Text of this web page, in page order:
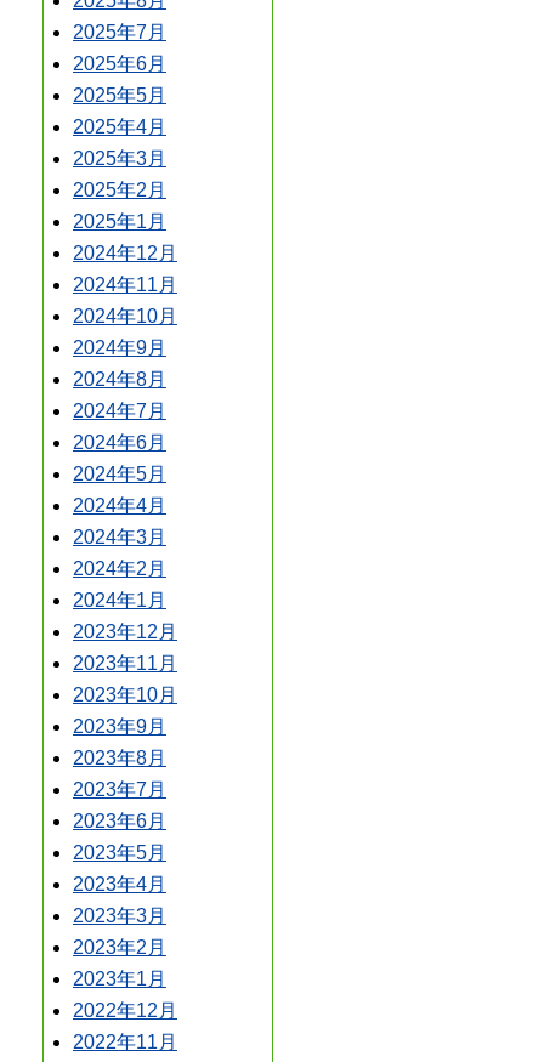
2025年7月
2025年6月
2025年5月
2025年4月
2025年3月
2025年2月
2025年1月
2024年12月
2024年11月
2024年10月
2024年9月
2024年8月
2024年7月
2024年6月
2024年5月
2024年4月
2024年3月
2024年2月
2024年1月
2023年12月
2023年11月
2023年10月
2023年9月
2023年8月
2023年7月
2023年6月
2023年5月
2023年4月
2023年3月
2023年2月
2023年1月
2022年12月
2022年11月